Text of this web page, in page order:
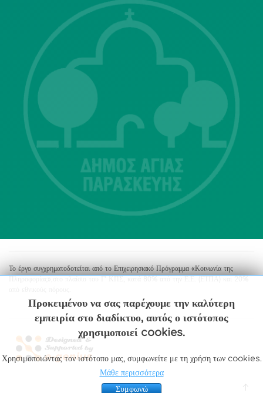
Λ. Μεσογείων 415-417 Τ.Κ.15343
Αγία Παρασκευή
213 2004500
dimos@agiaparaskevi.gr
Το έργο συγχρηματοδοτείται από το Επιχειρησιακό Πρόγραμμα «Κοινωνία της
Προκειμένου να σας παρέχουμε την καλύτερη
εμπειρία στο διαδίκτυο, αυτός ο ιστότοπος
χρησιμοποιεί cookies.
Χρησιμοποιώντας τον ιστότοπο μας, συμφωνείτε με τη χρήση των cookies.
Μάθε περισσότερα
Συμφωνώ